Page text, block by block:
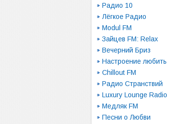
Радио 10
Лёгкое Радио
Modul FM
Зайцев FM: Relax
Вечерний Бриз
Настроение любить
Chillout FM
Радио Странствий
Luxury Lounge Radio
Медляк FM
Песни о Любви